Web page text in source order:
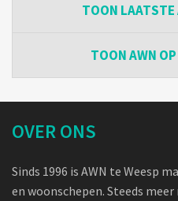
TOON LAATSTE
TOONAWN
OVER ONS
Sinds 1996 is AWN te Weesp
en woonschepen. Steeds